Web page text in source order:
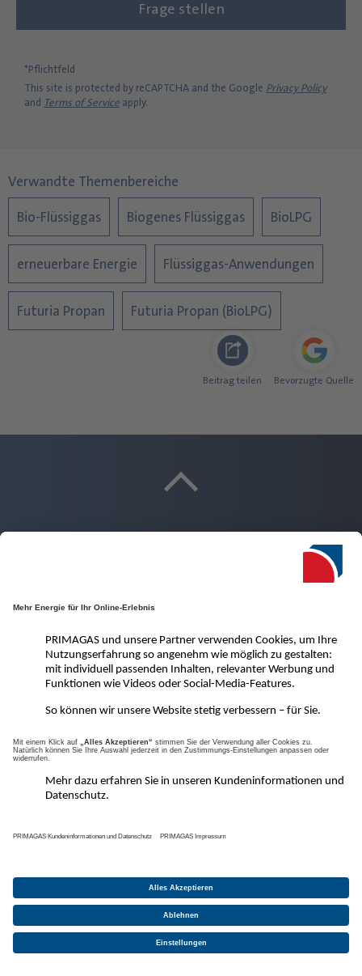
*Pflichtfeld
This site is protected by reCAPTCHA and the Google Privacy Policy
and Terms of Service apply.
Verwandte Themenbereiche
Bio-Flüssiggas
Biogenes Flüssiggas BioLPG
erneuerbare Energie Flüssiggas-Anwendungen
Futuria Propan Futuria Propan (BioLPG)
Beitrag teilen Bevorzugte Quelle
Lieferanten in
Deutschland
Vorteile, Funktion und
Hersteller
BHKW Funktionsweise
Erdgas
Heizwert-Umrechnung:
Heizwärmebedarf
ermitteln
Wissensplattform rund um Flüssiggas, aufgebaut und
stetig erweitert durch unsere erfahrenen Experten des
Fachs. Ob Sie mehr über die korrekte Aufstellung von
Flüssiggastanks erfahren wollen, die Herstellung von